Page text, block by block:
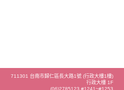
711301 台南市歸仁區長大路1號 (行政大樓1樓)
行政大樓 1F